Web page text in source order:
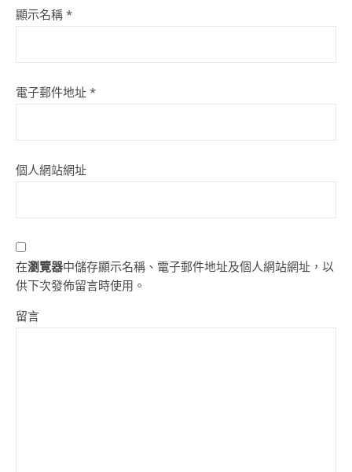
顯示名稱 *
電子郵件地址 *
個人網站網址
在瀏覽器中儲存顯示名稱、電子郵件地址及個人網站網址，以
供下次發佈留言時使用。
留言